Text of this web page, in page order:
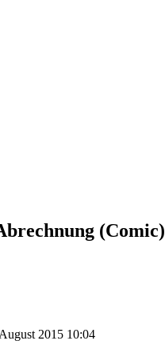
(Comic)
2015 10:04